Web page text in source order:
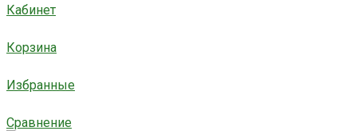
Кабинет
Корзина
Избранные
Сравнение